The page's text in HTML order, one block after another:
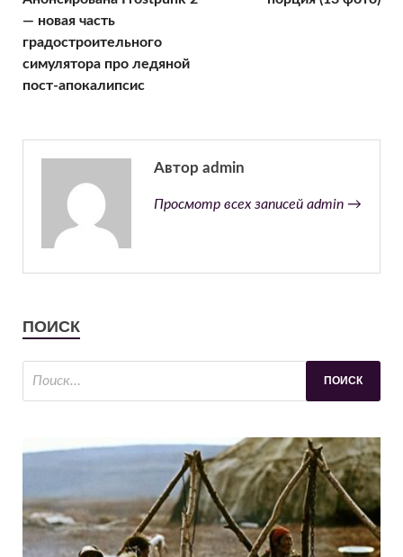
— новая часть
градостроительного
симулятора про ледяной
пост-апокалипсис
Автор admin
Просмотр всех записей admin →
ПОИСК